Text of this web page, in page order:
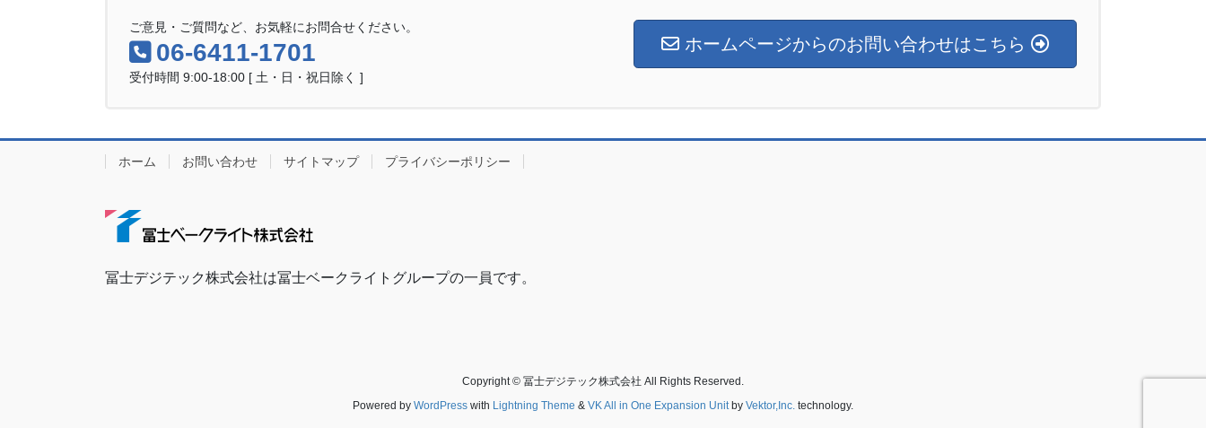
ご意見・ご質問など、お気軽にお問合せください。
06-6411-1701
受付時間 9:00-18:00 [ 土・日・祝日除く ]
ホームページからのお問い合わせはこちら
ホーム お問い合わせ サイトマップ プライバシーポリシー
冨士デジテック株式会社は冨士ベークライトグループの一員です。
Copyright © 冨士デジテック株式会社 All Rights Reserved.
Powered by WordPress with Lightning Theme & VK All in One Expansion Unitby Vektor,Inc. technology.